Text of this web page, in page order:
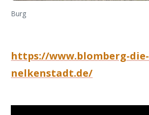
Burg
https://www.blomberg-die-
nelkenstadt.de/